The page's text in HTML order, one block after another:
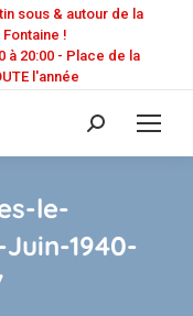
sous & autour de la
!
à 20:00 - Place de la
l'année
Recherche
:
le-
1940-